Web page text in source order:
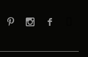

 